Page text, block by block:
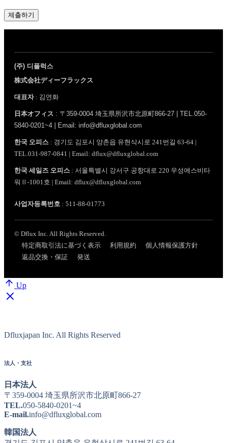
제출하기
(주) 디플럭스
株式会社ディーフラックス
대표자: 김연화
日本オフィス : 〒359-0004 埼玉県所沢市北原町866-27 | TEL.050-
5840-0201~4 | Email: info@dfluxglobal.com
한국 오피스 : 경기도 김포시 양촌읍 유현삭시로 241번길 63-64 |
TEL.031-987-0841 | Email: dflux@dfluxglobal.com
한국 세일즈 오피스 : 서울특별시 강서구 공항대로 220 우성에스비타
워Ⅱ-1001호 | Email: dflux@dfluxglobal.com
사업자등록번호 : 511-88-01773
© Dflux Inc. All Rights Reserved.
特定商取引法に基づく表示
利用規約
個人情報保護方針
返品交換・保証
発送
Up
Dfluxjapan Inc. All Rights Reserved
法人・支社
日本法人
〒359-0004 埼玉県所沢市北原町866-27
TEL.050-5840-0201~4
E-mail.info@dfluxglobal.com
韓国法人